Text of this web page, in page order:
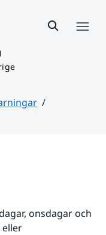
onsdagar och
eller